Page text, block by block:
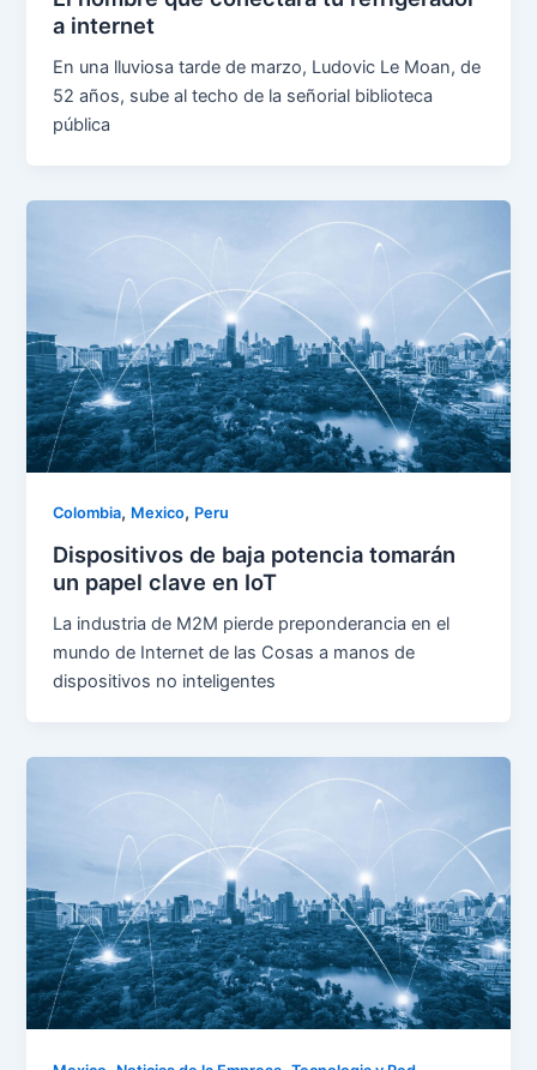
a internet
En una lluviosa tarde de marzo, Ludovic Le Moan, de
52 años, sube al techo de la señorial biblioteca
pública
Colombia, Mexico, Peru
Dispositivos de baja potencia tomarán
un papel clave en IoT
La industria de M2M pierde preponderancia en el
mundo de Internet de las Cosas a manos de
dispositivos no inteligentes